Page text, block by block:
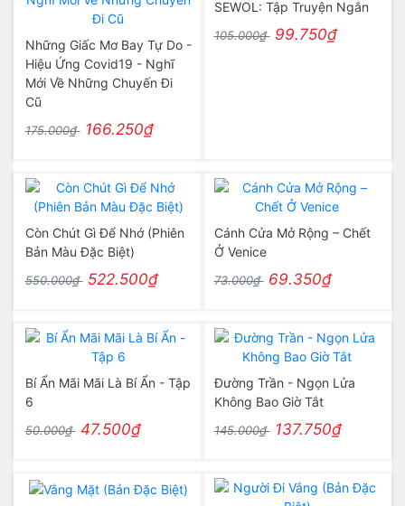
Những Giấc Mơ Bay Tự Do -
Hiệu Ứng Covid19 - Nghĩ
Mới Về Những Chuyến Đi
Cũ
175.000₫ 166.250₫
SEWOL: Tập Truyện Ngắn
105.000₫ 99.750₫
Còn Chút Gì Để Nhớ (Phiên
Bản Màu Đặc Biệt)
550.000₫ 522.500₫
Cánh Cửa Mở Rộng – Chết
Ở Venice
73.000₫ 69.350₫
Bí Ẩn Mãi Mãi Là Bí Ẩn - Tập
6
50.000₫ 47.500₫
Đường Trần - Ngọn Lửa
Không Bao Giờ Tắt
145.000₫ 137.750₫